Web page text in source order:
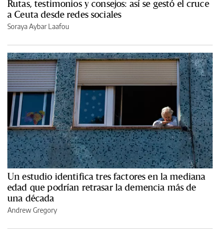
Rutas, testimonios y consejos: así se gestó el cruce
a Ceuta desde redes sociales
Soraya Aybar Laafou
Un estudio identifica tres factores en la mediana
edad que podrían retrasar la demencia más de
una década
Andrew Gregory